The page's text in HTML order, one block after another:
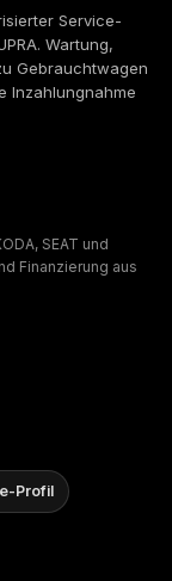
Service-
Wartung,
Gebrauchtwagen
Inzahlungnahme
SEAT und
Finanzierung aus
Profil